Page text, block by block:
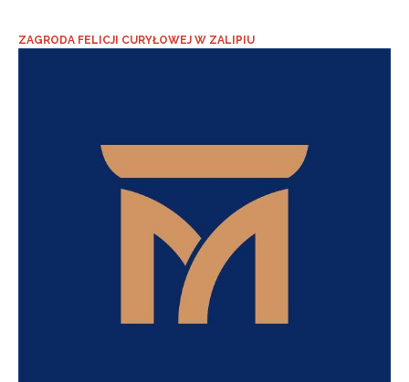
ZAGRODA FELICJI CURYŁOWEJ W ZALIPIU